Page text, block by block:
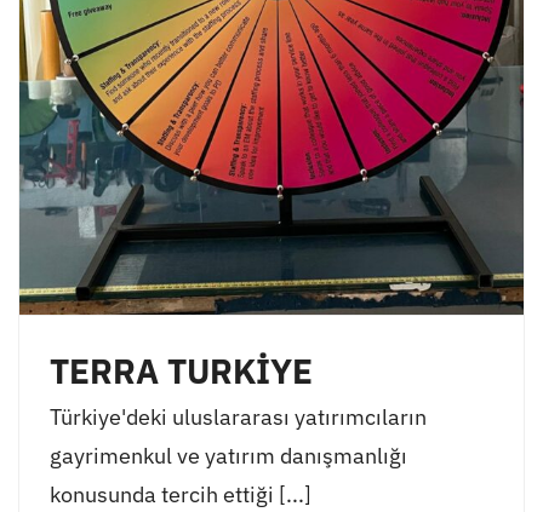
TERRA TURKİYE
Türkiye'deki uluslararası yatırımcıların
gayrimenkul ve yatırım danışmanlığı
konusunda tercih ettiği [...]